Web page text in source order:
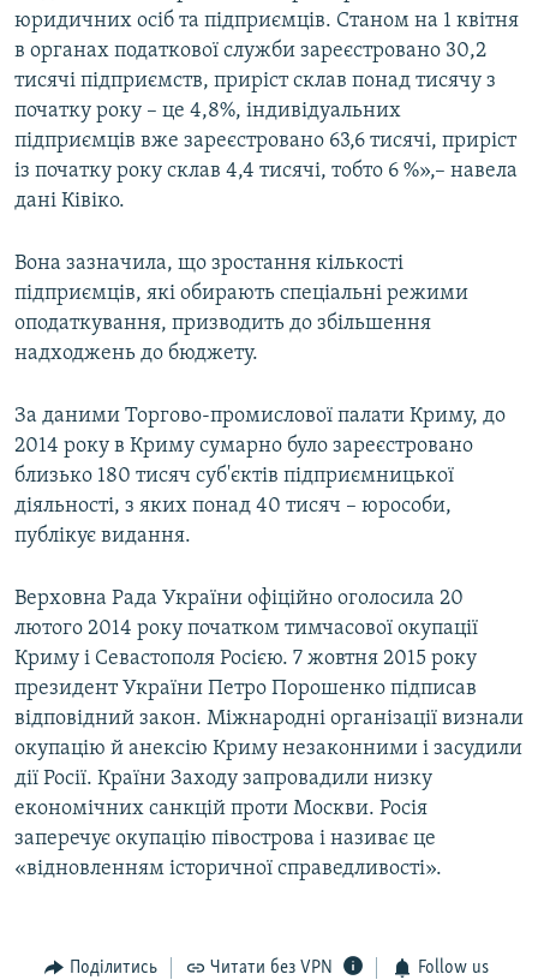
юридичних осіб та підприємців. Станом на 1 квітня
в органах податкової служби зареєстровано 30,2
тисячі підприємств, приріст склав понад тисячу з
початку року – це 4,8%, індивідуальних
підприємців вже зареєстровано 63,6 тисячі, приріст
із початку року склав 4,4 тисячі, тобто 6 %»,– навела
дані Ківіко.
Вона зазначила, що зростання кількості
підприємців, які обирають спеціальні режими
оподаткування, призводить до збільшення
надходжень до бюджету.
За даними Торгово-промислової палати Криму, до
2014 року в Криму сумарно було зареєстровано
близько 180 тисяч суб'єктів підприємницької
діяльності, з яких понад 40 тисяч – юрособи,
публікує видання.
Верховна Рада України офіційно оголосила 20
лютого 2014 року початком тимчасової окупації
Криму і Севастополя Росією. 7 жовтня 2015 року
президент України Петро Порошенко підписав
відповідний закон. Міжнародні організації визнали
окупацію й анексію Криму незаконними і засудили
дії Росії. Країни Заходу запровадили низку
економічних санкцій проти Москви. Росія
заперечує окупацію півострова і називає це
«відновленням історичної справедливості».
Поділитись Читати без VPN Follow us